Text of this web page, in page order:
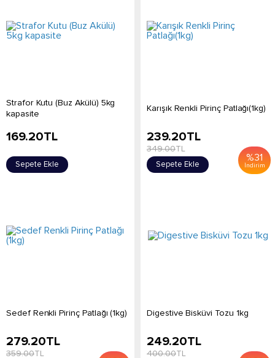
Strafor Kutu (Buz Akülü) 5kg
kapasite
169.20TL
Sepete Ekle
Karışık Renkli Pirinç Patlağı(1kg)
%31
İndirim
239.20TL
349.00TL
Sepete Ekle
Sedef Renkli Pirinç Patlağı (1kg)
279.20TL
359.00TL
Digestive Bisküvi Tozu 1kg
249.20TL
400.00TL